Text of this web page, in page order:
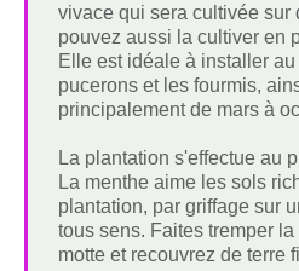
vivace qui sera cultivée sur
pouvez aussi la cultiver en
Elle est idéale à installer
pucerons et les fourmis,
principalement de mars à
La plantation s'effectue au
La menthe aime les sols
plantation, par griffage sur
tous sens. Faites tremper
motte et recouvrez de terre